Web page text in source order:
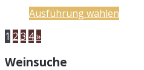
Ausführung wählen
1 2 3 4»
Weinsuche